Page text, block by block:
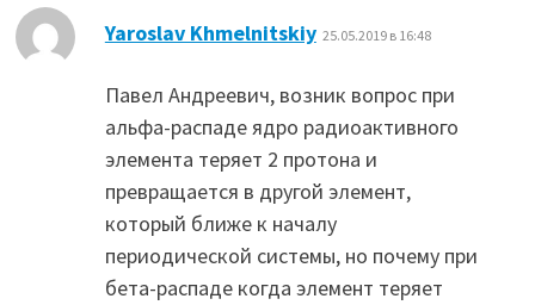
Yaroslav Khmelnitskiy: 25.05.2019 в 16:48
Павел Андреевич, возник вопрос при
альфа-распаде ядро радиоактивного
элемента теряет 2 протона и
превращается в другой элемент,
который ближе к началу
периодической системы, но почему при
бета-распаде когда элемент теряет